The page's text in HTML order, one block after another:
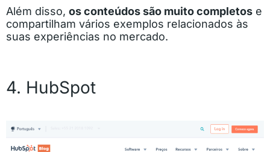
Além disso, os conteúdos são muito completos e
compartilham vários exemplos relacionados às
suas experiências no mercado.
4. HubSpot